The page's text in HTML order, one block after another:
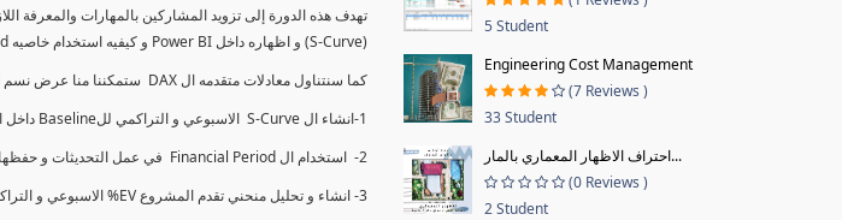
(S-Curve) و اظهاره داخل Power BI و كيفيه استخدام خاصيه Financial Period داهل البريماف
كما سنتناول معادلات متقدمه ال DAX ستمكننا منا عرض نسم التقدم و التأخير في المشروع و اي الاقسام اكثر تأخيرا , كل هذا بشكل تفاعلي و محدث باستمرار.
1-انشاء ال S-Curve الاسبوعي و التراكمي للBaseline داخل ال Power BI.
2- استخدام ال Financial Period في عمل التحديثات و حفظها.
3- انشاء و تحليل منحني تقدم المشروع EV% الاسبوعي و التراكمي.
5 Student
Engineering Cost Management
(7 Reviews )
33 Student
احتراف الاظهار المعماري بالمار...
(0 Reviews )
2 Student